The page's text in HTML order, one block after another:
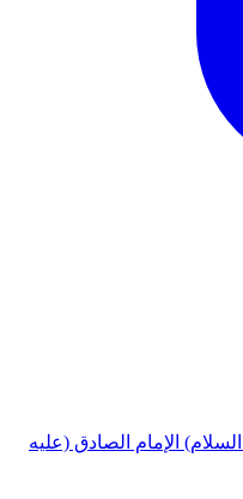
السلام) الإمام الصادق (عليه